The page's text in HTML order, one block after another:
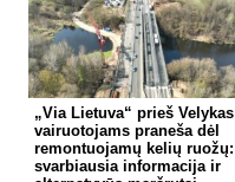
„Via Lietuva“ prieš Velykas
vairuotojams praneša dėl
remontuojamų kelių ruožų:
svarbiausia informacija ir